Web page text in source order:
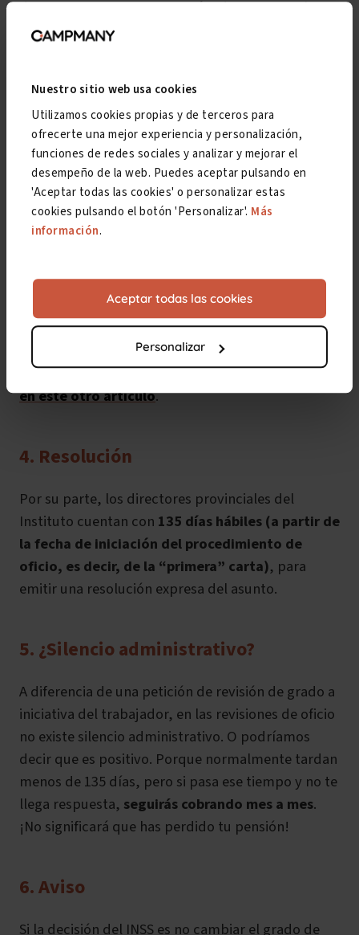
Nuestro sitio web usa cookies
Utilizamos cookies propias y de terceros para
ofrecerte una mejor experiencia y personalización,
funciones de redes sociales y analizar y mejorar el
desempeño de la web. Puedes aceptar pulsando en
'Aceptar todas las cookies' o personalizar estas
cookies pulsando el botón 'Personalizar'. Más
información.
Aceptar todas las cookies
Personalizar
de que aumenten tus garantías de conservar la
pensión. Si quieres saber cómo
3. Tribunal médico
Salvo contadas excepciones, una revisión de oficio
espresencial. Y suponevolver a visitar a los
inspectores médicos, esto es, al temidotribunal
médico. Ellos son los que propondrán a la
Sabemos que es difícil, pero debes intentar acudir
lo más tranquilo y calmado posible. Yno mentir
si te realizan preguntas. Tienes más
consejos de cómo actuar ante el tribunal médico
en este otro artículo.
4. Resolución
Por su parte, los directores provinciales del
Instituto cuentan con 135 días hábiles (a partir de
la fecha de iniciación del procedimiento de
oficio, es decir, de la “primera” carta), para
emitir una resolución expresa del asunto.
5. ¿Silencio administrativo?
A diferencia de una petición de revisión de grado a
iniciativa del trabajador, en las revisiones de oficio
no existe silencio administrativo. O podríamos
decir que es positivo. Porque normalmente tardan
menos de 135 días, pero si pasa ese tiempo y no te
llega respuesta, seguirás cobrando mes a mes.
¡No significará que has perdido tu pensión!
6. Aviso
Si la decisión del INSS es no cambiar el grado de